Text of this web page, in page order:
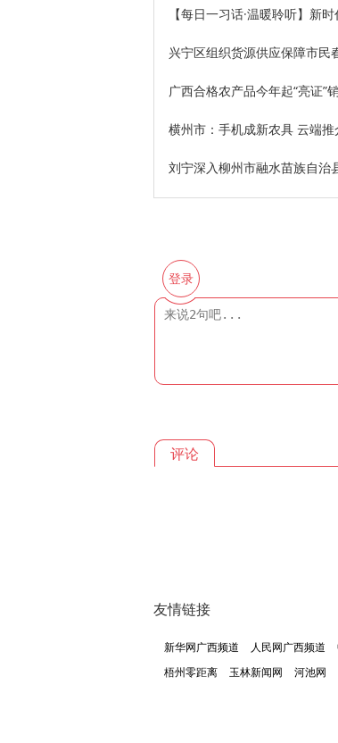
【每日一习话·温暖聆听】新
兴宁区组织货源供应保障市民
广西合格农产品今年起“亮证”
横州市：手机成新农具 云端推
刘宁深入柳州市融水苗族自治
登录
评论
友情链接
新华网广西频道 人民网广西频道
梧州零距离
玉林新闻网 河池网